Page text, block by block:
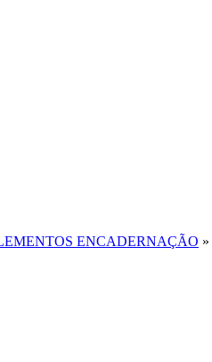
ENCADERNAÇÃO »